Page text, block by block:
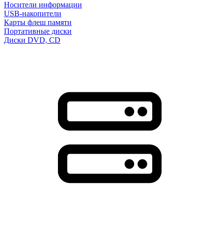
Носители информации
USB-накопители
Карты флеш памяти
Портативные диски
Диски DVD, CD